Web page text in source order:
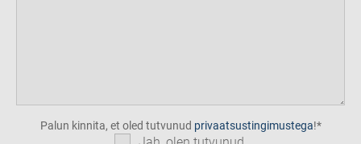
Palun kinnita, et oled tutvunud privaatsustingimustega!